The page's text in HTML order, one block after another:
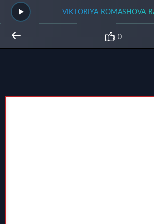
VIKTORIYA-ROMASHOVA-
0